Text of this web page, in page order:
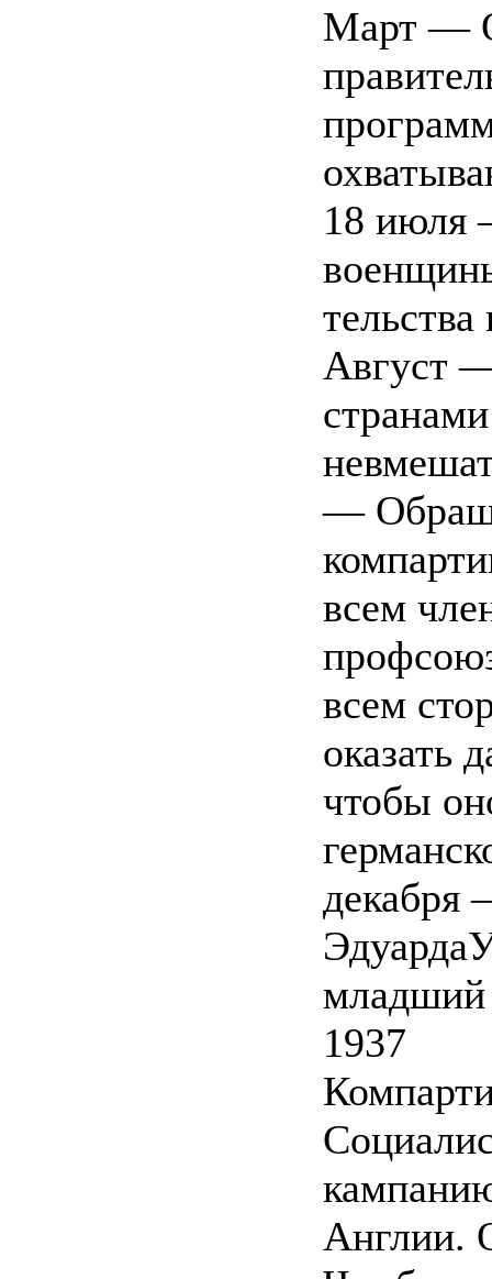
Март —
18 июля
Август
—
всем
всем
оказать
чтобы
декабря
младший
1937
Англии.